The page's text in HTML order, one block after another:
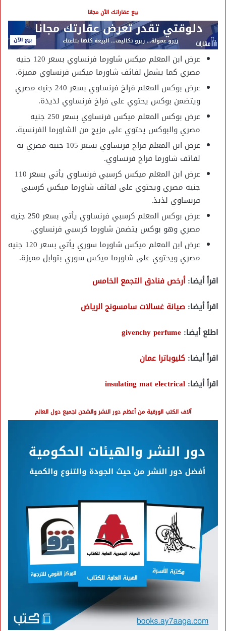
بيع عقاراتك الآن مجانا
عرض ابن المعلم ميكس شاورما فرنساوي بسعر 120 جنيه
مصري كما يشمل لفائف شاورما ميكس فرنساوي مميزة.
عرض بوكس المعلم فراخ فرنساوي بسعر 240 جنيه مصري
ويتضمن بوكس يحتوي على فراخ فرنساوي لذيذة.
عرض بوكس المعلم ميكس فرنساوي بسعر 250 جنيه
مصري والبوكس يحتوي على مزيج من الشاورما الفرنسية.
عرض ابن المعلم فراخ فرنساوي بسعر 105 جنيه مصري به
لفائف شاورما فراخ فرنساوي.
عرض ابن المعلم ميكس كرسبي فرنساوي يأتي بسعر 110
جنيه مصري ويحتوي على لفائف شاورما ميكس كرسبي
فرنساوي لذيذ.
عرض بوكس المعلم كرسبي فرنساوي يأتي بسعر 250 جنيه
مصري وهو بوكس يتضمن شاورما كرسبي فرنساوي.
عرض ابن المعلم ميكس شاورما سوري يأتي بسعر 120 جنيه
مصري ويحتوي على شاورما ميكس سوري بتوابل مميزة.
اقرأ أيضا:أرخص فنادق التجمع الخامس
اقرأ أيضا: صيانة غسالات سامسونج الرياض
اطلع أيضا: givenchy perfume
اقرأ أيضا: كليوباترا عمان
اقرأ أيضا: insulating mat electrical
آلاف الكتب الورقية من أعظم دور النشر والشحن لجميع دول العالم